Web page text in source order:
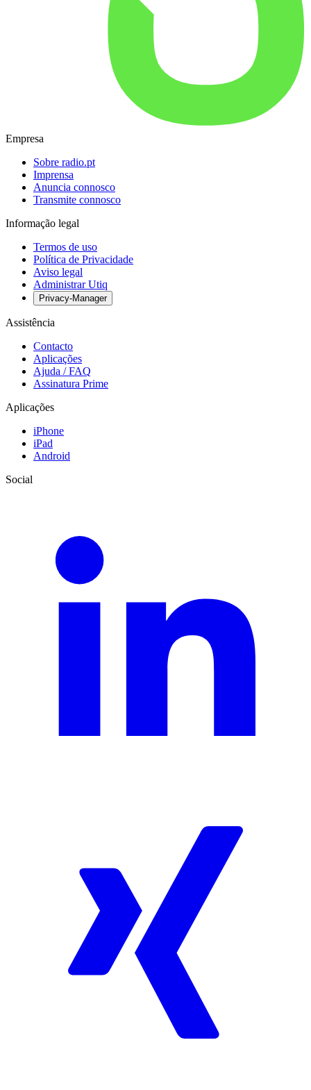
Empresa
Sobre radio.pt
Imprensa
Anuncia connosco
Transmite connosco
Informação legal
Termos de uso
Política de Privacidade
Aviso legal
Administrar Utiq
Privacy-Manager
Assistência
Contacto
Aplicações
Ajuda / FAQ
Assinatura Prime
Aplicações
iPhone
iPad
Android
Social